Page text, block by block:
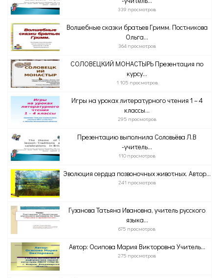
339 просмотров
Волшебные сказки братьев Гримм. Постникова
Ольга...
364 просмотров
СОЛОВЕЦКИЙ МОНАСТЫРЬ Презентация по
курсу...
1 105 просмотров
Игры на уроках литературного чтения 1 – 4
классы...
295 просмотров
Презентацию выполнила Соловьёва Л.В
-учитель...
110 просмотров
Эволюция сердца позвоночных животных. Автор...
241 просмотров
Гузанова Татьяна Ивановна, учитель русского
языка...
675 просмотров
Автор: Осипова Мария Викторовна Учитель...
275 просмотров